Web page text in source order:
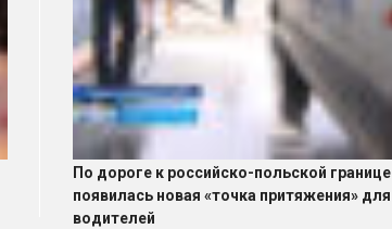
По дороге к российско-польской границе
появилась новая «точка притяжения» для
водителей